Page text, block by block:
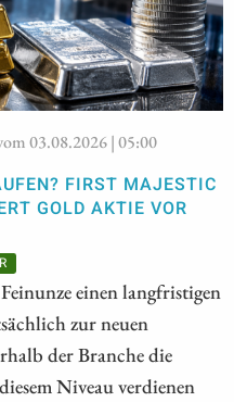
03.08.2026 | 05:00
FIRST MAJESTIC
GOLD AKTIE VOR
einen langfristigen
zur neuen
der Branche die
Niveau verdienen